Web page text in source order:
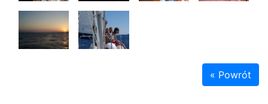
« Powrót